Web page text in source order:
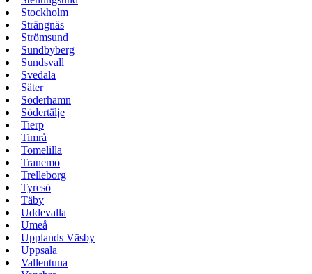
Stockholm
Strängnäs
Strömsund
Sundbyberg
Sundsvall
Svedala
Säter
Söderhamn
Södertälje
Tierp
Timrå
Tomelilla
Tranemo
Trelleborg
Tyresö
Täby
Uddevalla
Umeå
Upplands Väsby
Uppsala
Vallentuna